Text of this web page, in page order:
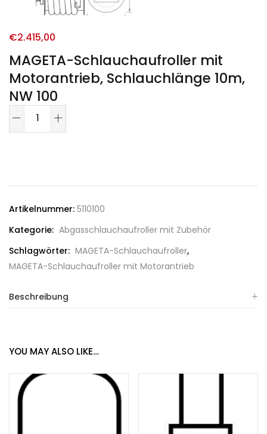
MAGETA-Schlauchaufroller mit
Motorantrieb, Schlauchlänge 10m,
NW 100
€2.415,00
Artikelnummer: 5110100
Kategorie: Abgasschlauchaufroller mit Zubehör
Schlagwörter: MAGETA-Schlauchaufroller,
MAGETA-Schlauchaufroller mit Motorantrieb
Beschreibung
YOU MAY ALSO LIKE…